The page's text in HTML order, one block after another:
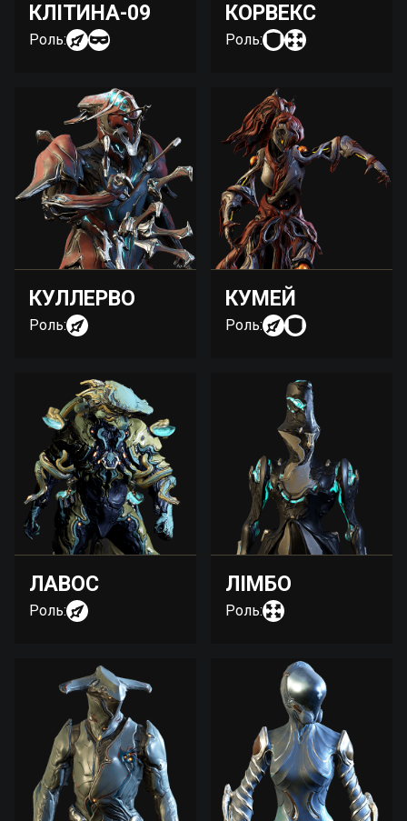
КЛІТИНА-09
Роль:
КОРВЕКС
Роль:
КУЛЛЕРВО
Роль:
КУМЕЙ
Роль:
ЛАВОС
Роль:
ЛІМБО
Роль: